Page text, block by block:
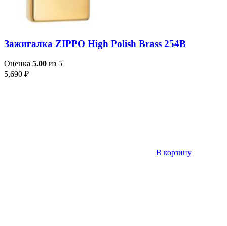
Зажигалка ZIPPO High Polish Brass 254B
Оценка 5.00 из 5
5,690 ₽
В корзину